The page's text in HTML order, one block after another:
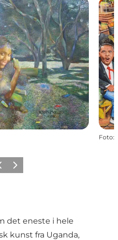
Foto:
Næste
det eneste i hele
kunst fra Uganda,